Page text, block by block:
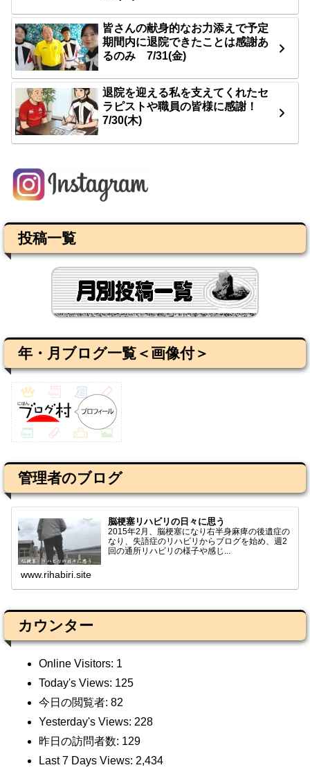
皆さんの献身的なお力添えで予定
期間内に退院できたことは感謝あ
るのみ 7/31(金)
退院を迎える私を支えてくれたセ
ラピストや職員の皆様に感謝！
7/30(木)
投稿一覧
年・月ブログ一覧＜画像付＞
管理者のブログ
脳梗塞リハビリの日々に思う
2015年2月、脳梗塞になり右半身麻痺の後遺症の
なり、失語症のリハビリからブログを始め、週2
回の通所リハビリの様子や感じ...
www.rihabiri.site
カウンター
Online Visitors: 1
Today's Views: 125
今日の閲覧者: 82
Yesterday's Views: 228
昨日の訪問者数: 129
Last 7 Days Views: 2,434